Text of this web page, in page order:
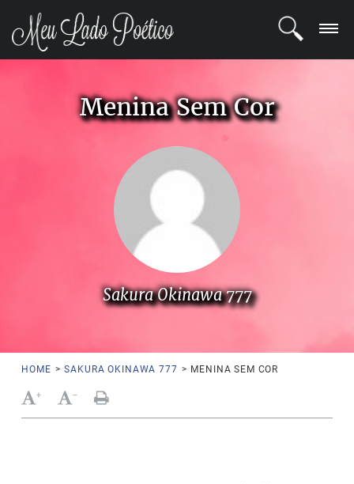
REGISTROMenina Sem Cor
Sakura Okinawa 777
HOME > SAKURA OKINAWA 777 > MENINA SEM COR
+ -